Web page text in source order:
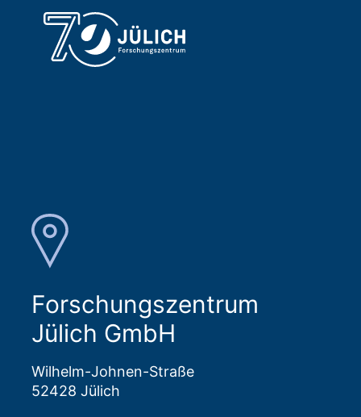
Forschungszentrum
Jülich GmbH
Wilhelm-Johnen-Straße
52428 Jülich